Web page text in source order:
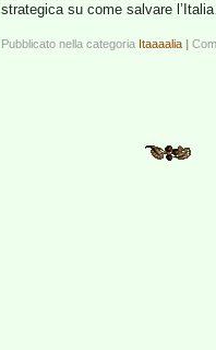
strategica su come salvare
Pubblicato nella categoria Itaaaalia |